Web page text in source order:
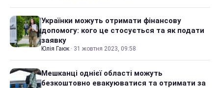
Українки можуть отримати фінансову
допомогу: кого це стосується та як подати
заявку
Юлія Гаюк · 31 жовтня 2023, 09:58
Мешканці однієї області можуть
безкоштовно евакуюватися та отримати за